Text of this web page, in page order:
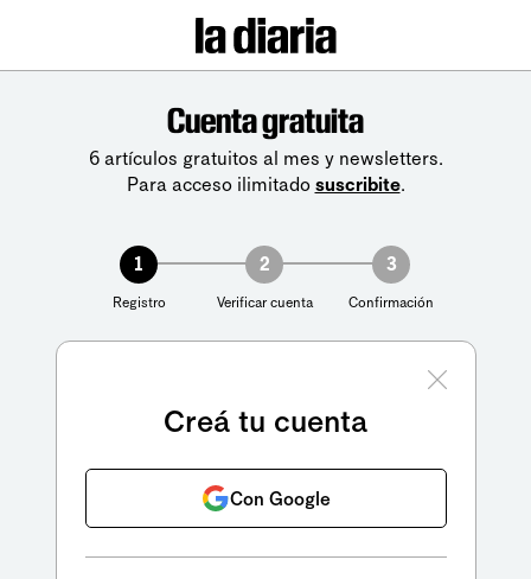
Cuenta gratuita
6 artículos gratuitos al mes y newsletters.
Para acceso ilimitado suscribite.
1
Registro
2
Verificar cuenta
3
Confirmación
Creá tu cuenta
Con Google